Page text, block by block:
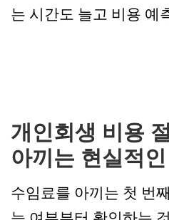
는 시간도 늘고 비용 예
개인회생 비용
아끼는 현실적
수임료를 아끼는 첫 번